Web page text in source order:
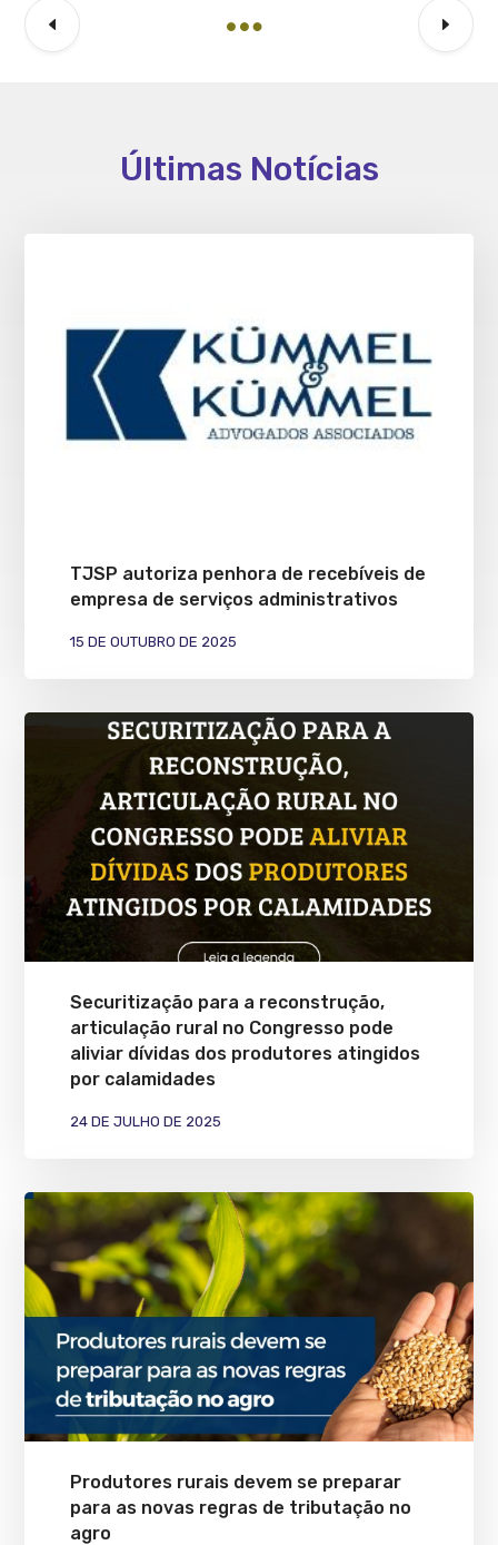
Últimas Notícias
TJSP autoriza penhora de recebíveis de
empresa de serviços administrativos
15 DE OUTUBRO DE 2025
Securitização para a reconstrução,
articulação rural no Congresso pode
aliviar dívidas dos produtores atingidos
por calamidades
24 DE JULHO DE 2025
Produtores rurais devem se preparar
para as novas regras de tributação no
agro